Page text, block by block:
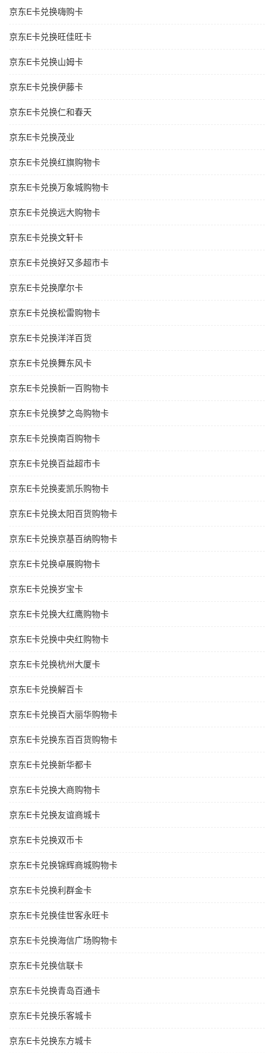
京东E卡兑换嗨购卡
京东E卡兑换旺佳旺卡
京东E卡兑换山姆卡
京东E卡兑换伊藤卡
京东E卡兑换仁和春天
京东E卡兑换茂业
京东E卡兑换红旗购物卡
京东E卡兑换万象城购物卡
京东E卡兑换远大购物卡
京东E卡兑换文轩卡
京东E卡兑换好又多超市卡
京东E卡兑换摩尔卡
京东E卡兑换松雷购物卡
京东E卡兑换洋洋百货
京东E卡兑换舞东风卡
京东E卡兑换新一百购物卡
京东E卡兑换梦之岛购物卡
京东E卡兑换南百购物卡
京东E卡兑换百益超市卡
京东E卡兑换麦凯乐购物卡
京东E卡兑换太阳百货购物卡
京东E卡兑换京基百纳购物卡
京东E卡兑换卓展购物卡
京东E卡兑换岁宝卡
京东E卡兑换大红鹰购物卡
京东E卡兑换中央红购物卡
京东E卡兑换杭州大厦卡
京东E卡兑换解百卡
京东E卡兑换百大丽华购物卡
京东E卡兑换东百百货购物卡
京东E卡兑换新华都卡
京东E卡兑换大商购物卡
京东E卡兑换友谊商城卡
京东E卡兑换双币卡
京东E卡兑换锦辉商城购物卡
京东E卡兑换利群金卡
京东E卡兑换佳世客永旺卡
京东E卡兑换海信广场购物卡
京东E卡兑换信联卡
京东E卡兑换青岛百通卡
京东E卡兑换乐客城卡
京东E卡兑换东方城卡